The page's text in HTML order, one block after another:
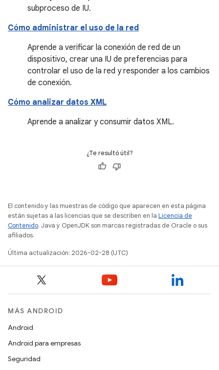
subproceso de IU.
Cómo administrar el uso de la red
Aprende a verificar la conexión de red de un
dispositivo, crear una IU de preferencias para
controlar el uso de la red y responder a los cambios
de conexión.
Cómo analizar datos XML
Aprende a analizar y consumir datos XML.
¿Te resultó útil?
El contenido y las muestras de código que aparecen en esta página
están sujetas a las licencias que se describen en la Licencia de
Contenido. Java y OpenJDK son marcas registradas de Oracle o sus
afiliados.
Última actualización: 2026-02-28 (UTC)
MÁS ANDROID
Android
Android para empresas
Seguridad